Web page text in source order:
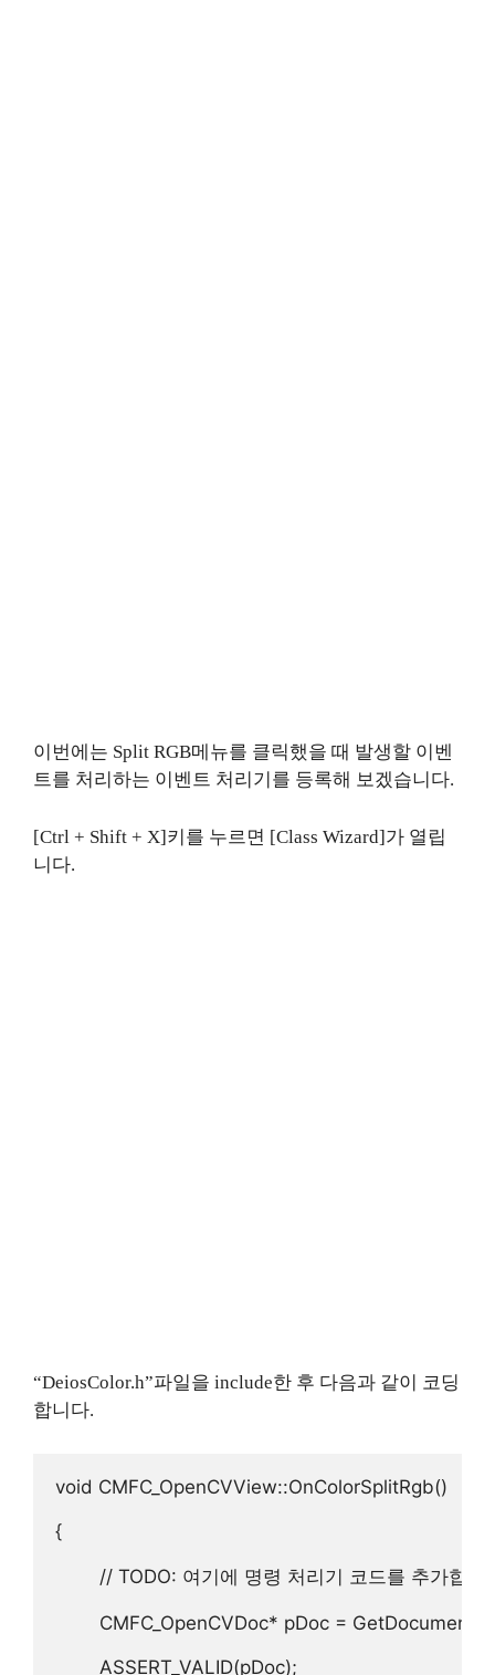
이번에는 Split RGB메뉴를 클릭했을 때 발생할 이벤
트를 처리하는 이벤트 처리기를 등록해 보겠습니다.
[Ctrl + Shift + X]키를 누르면 [Class Wizard]가 열립
니다.
“DeiosColor.h”파일을 include한 후 다음과 같이 코딩
합니다.
void CMFC_OpenCVView::OnColorSplitRgb()
{
// TODO: 여기에 명령 처리기 코드를 추가합니
CMFC_OpenCVDoc* pDoc =
ASSERT_VALID(pDoc);